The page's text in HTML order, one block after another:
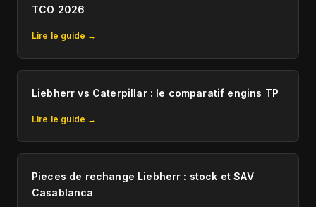
TCO 2026
Lire le guide →
Liebherr vs Caterpillar : le comparatif engins TP
Lire le guide →
Pieces de rechange Liebherr : stock et SAV
Casablanca